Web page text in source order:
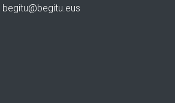
begitu@begitu.eus